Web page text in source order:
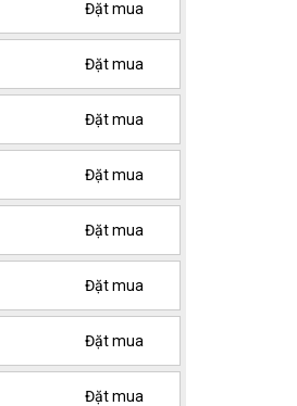
Đặt mua
Đặt mua
Đặt mua
Đặt mua
Đặt mua
Đặt mua
Đặt mua
Đặt mua